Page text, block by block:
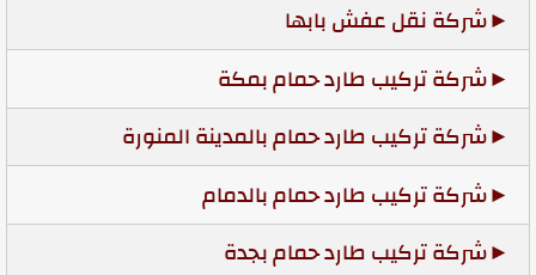
شركة نقل عفش بابها
شركة تركيب طارد حمام بمكة
شركة تركيب طارد حمام بالمدينة المنورة
شركة تركيب طارد حمام بالدمام
شركة تركيب طارد حمام بجدة